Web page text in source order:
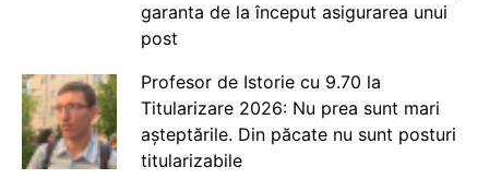
garanta de la început asigurarea unui
post
Profesor de Istorie cu 9.70 la
Titularizare 2026: Nu prea sunt mari
așteptările. Din păcate nu sunt posturi
titularizabile